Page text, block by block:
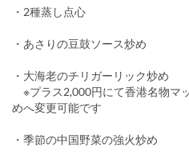
・2種蒸し点心
・あさりの豆鼓ソース炒め
・大海老のチリガーリック炒め
※プラス2,000円にて香港名物マ
めへ変更可能です
・季節の中国野菜の強火炒め